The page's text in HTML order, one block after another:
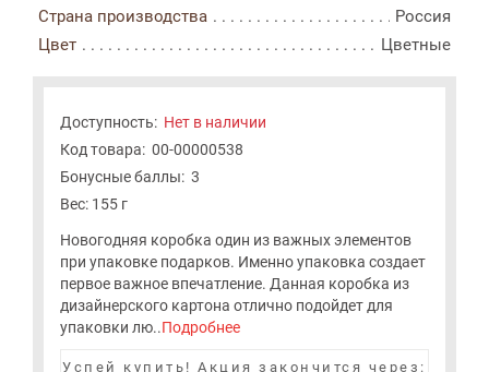
Страна производства
Россия
Цвет
Цветные
Доступность: Нет в наличии
Код товара: 00-00000538
Бонусные баллы: 3
Вес: 155 г
Новогодняя коробка один из важных элементов
при упаковке подарков. Именно упаковка создает
первое важное впечатление. Данная коробка из
дизайнерского картона отлично подойдет для
упаковки лю..Подробнее
Успей купить!Акция закончится через: